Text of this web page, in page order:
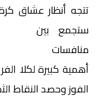
تتجه أنظار عشاق
ستجمع بين
منافسات
أهمية كبيرة لكلا
الفوز وحصد النقاط